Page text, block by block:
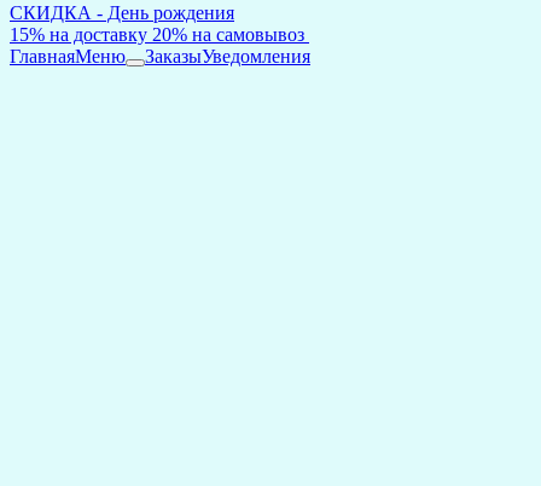
СКИДКА - День рождения
15% на доставку 20% на самовывоз
ГлавнаяМеню ЗаказыУведомления